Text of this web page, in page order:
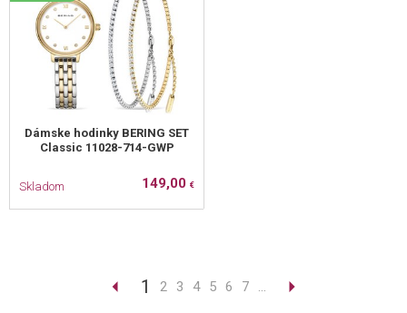
Dámske hodinky BERING SET
Classic 11028-714-GWP
Skladom 149,00 €
1 2 3 4 5 6 7 ...